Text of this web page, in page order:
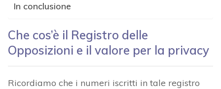
In conclusione
Che cos’è il Registro delle
Opposizioni e il valore per la privacy
Ricordiamo che i numeri iscritti in tale registro